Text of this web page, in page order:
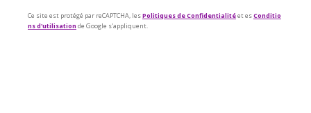
Ce site est protégé par reCAPTCHA, lesPolitiques de Confidentialitéet esConditio
ns d'utilisation de Google s'appliquent.